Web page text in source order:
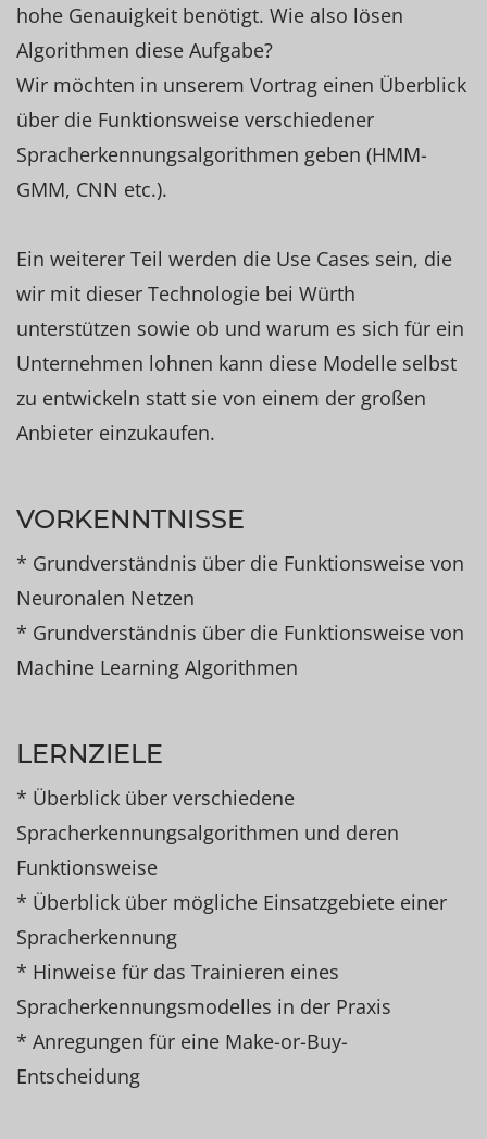
hohe Genauigkeit benötigt. Wie also lösen
Algorithmen diese Aufgabe?
Wir möchten in unserem Vortrag einen Überblick
über die Funktionsweise verschiedener
Spracherkennungsalgorithmen geben (HMM-
GMM, CNN etc.).
Ein weiterer Teil werden die Use Cases sein, die
wir mit dieser Technologie bei Würth
unterstützen sowie ob und warum es sich für ein
Unternehmen lohnen kann diese Modelle selbst
zu entwickeln statt sie von einem der großen
Anbieter einzukaufen.
VORKENNTNISSE
* Grundverständnis über die Funktionsweise von
Neuronalen Netzen
* Grundverständnis über die Funktionsweise von
Machine Learning Algorithmen
LERNZIELE
* Überblick über verschiedene
Spracherkennungsalgorithmen und deren
Funktionsweise
* Überblick über mögliche Einsatzgebiete einer
Spracherkennung
* Hinweise für das Trainieren eines
Spracherkennungsmodelles in der Praxis
* Anregungen für eine Make-or-Buy-
Entscheidung